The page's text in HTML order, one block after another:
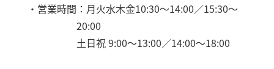
・営業時間：月火水木金10:30～14:00／15:30～
20:00
土日祝 9:00～13:00／14:00～18:00